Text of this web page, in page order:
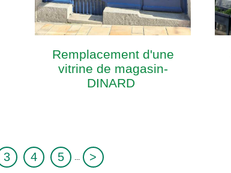
Remplacement d'une
vitrine de magasin-
DINARD
3 4 5 >